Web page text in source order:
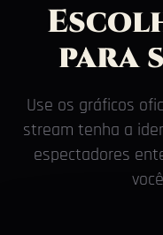
para
Use os gráficos
stream tenha a
espectadores